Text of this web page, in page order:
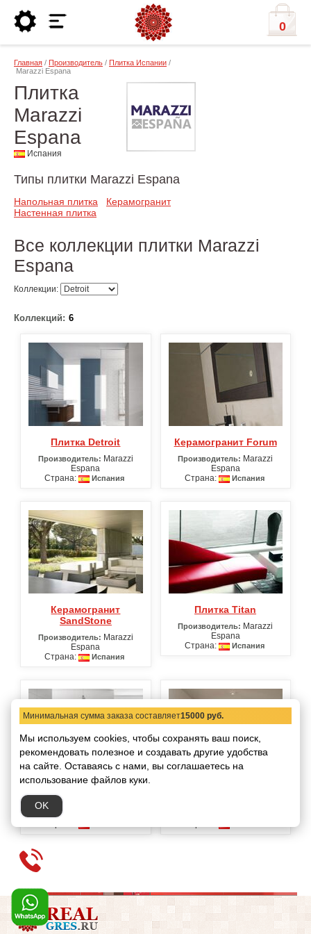
0
Главная / Производитель / Плитка Испании /
Marazzi Espana
Плитка
Marazzi
Espana
Испания
Типы плитки Marazzi Espana
Напольная плитка
Керамогранит
Настенная плитка
Все коллекции плитки Marazzi
Espana
Коллекции:
Коллекций: 6
Плитка Detroit
Производитель: Marazzi
Espana
Страна:
Испания
Керамогранит Forum
Производитель: Marazzi
Espana
Страна:
Испания
Керамогранит
SandStone
Производитель: Marazzi
Espana
Страна:
Испания
Плитка Titan
Производитель: Marazzi
Espana
Страна:
Испания
Плитка Toronto
Производитель:
Минимальная сумма заказа составляет15000 руб.
Мы используем cookies, чтобы сохранять ваш поиск,
рекомендовать полезное и создавать другие удобства
на сайте. Оставаясь с нами, вы соглашаетесь на
использование файлов куки.
OK